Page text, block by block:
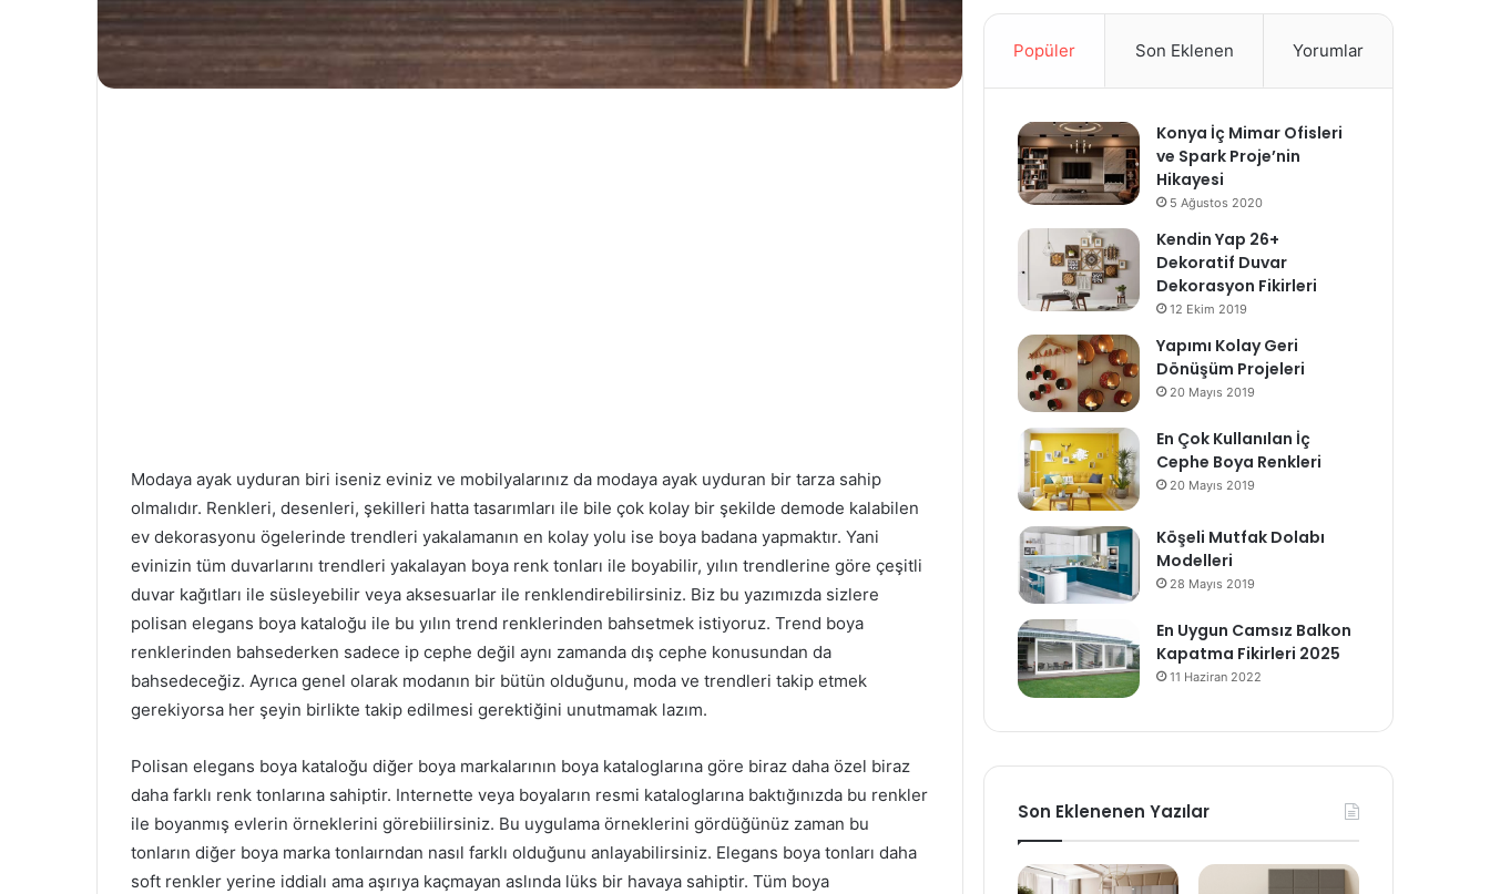
Modaya ayak uyduran biri iseniz eviniz ve mobilyalarınız da modaya ayak uyduran bir tarza sahip
olmalıdır. Renkleri, desenleri, şekilleri hatta tasarımları ile bile çok kolay bir şekilde demode kalabilen
ev dekorasyonu ögelerinde trendleri yakalamanın en kolay yolu ise boya badana yapmaktır. Yani
evinizin tüm duvarlarını trendleri yakalayan boya renk tonları ile boyabilir, yılın trendlerine göre çeşitli
duvar kağıtları ile süsleyebilir veya aksesuarlar ile renklendirebilirsiniz. Biz bu yazımızda sizlere
polisan elegans boya kataloğu ile bu yılın trend renklerinden bahsetmek istiyoruz. Trend boya
renklerinden bahsederken sadece ip cephe değil aynı zamanda dış cephe konusundan da
bahsedeceğiz. Ayrıca genel olarak modanın bir bütün olduğunu, moda ve trendleri takip etmek
gerekiyorsa her şeyin birlikte takip edilmesi gerektiğini unutmamak lazım.
Polisan elegans boya kataloğu diğer boya markalarının boya kataloglarına göre biraz daha özel biraz
daha farklı renk tonlarına sahiptir. Internette veya boyaların resmi kataloglarına baktığınızda bu renkler
ile boyanmış evlerin örneklerini görebiilirsiniz. Bu uygulama örneklerini gördüğünüz zaman bu
tonların diğer boya marka tonlaırndan nasıl farklı olduğunu anlayabilirsiniz. Elegans boya tonları daha
soft renkler yerine iddialı ama aşırıya kaçmayan aslında lüks bir havaya sahiptir. Tüm boya
Popüler Son Eklenen Yorumlar
Konya İç Mimar Ofisleri
ve Spark Proje’nin
Hikayesi
5 Ağustos 2020
Kendin Yap 26+
Dekoratif Duvar
Dekorasyon Fikirleri
12 Ekim 2019
Yapımı Kolay Geri
Dönüşüm Projeleri
20 Mayıs 2019
En Çok Kullanılan İç
Cephe Boya Renkleri
20 Mayıs 2019
Köşeli Mutfak Dolabı
Modelleri
28 Mayıs 2019
En Uygun Camsız Balkon
Kapatma Fikirleri 2025
11 Haziran 2022
Son Eklenenen Yazılar